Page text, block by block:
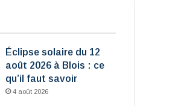
Éclipse solaire du 12
août 2026 à Blois : ce
qu’il faut savoir
4 août 2026